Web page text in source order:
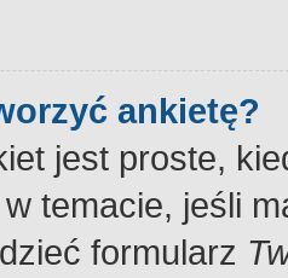
ankietę?
jest proste,
temacie, jeśli
formularz